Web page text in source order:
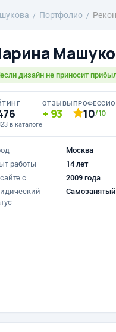
Портфолио
если дизайн не приносит
в каталоге
ОТЗЫВЫ
93 10/10
Москва
работы
14 лет
с
2009 года
Самозанятый